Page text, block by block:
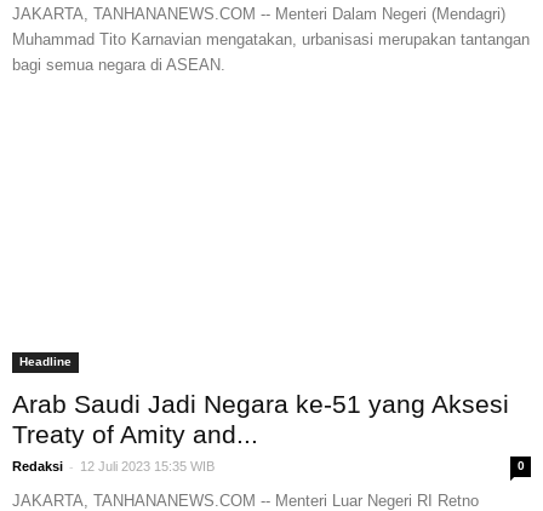
JAKARTA, TANHANANEWS.COM -- Menteri Dalam Negeri (Mendagri)
Muhammad Tito Karnavian mengatakan, urbanisasi merupakan tantangan
bagi semua negara di ASEAN.
Headline
Arab Saudi Jadi Negara ke-51 yang Aksesi
Treaty of Amity and...
Redaksi - 12 Juli 2023 15:35 WIB 0
JAKARTA, TANHANANEWS.COM -- Menteri Luar Negeri RI Retno